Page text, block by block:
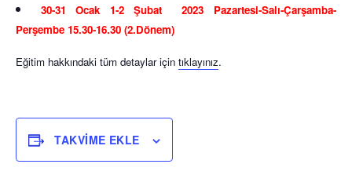
30-31 Ocak 1-2 Şubat 2023 Pazartesi-Salı-Çarşamba-
Perşembe 15.30-16.30 (2.Dönem)
Eğitim hakkındaki tüm detaylar için tıklayınız.
TAKVIME EKLE